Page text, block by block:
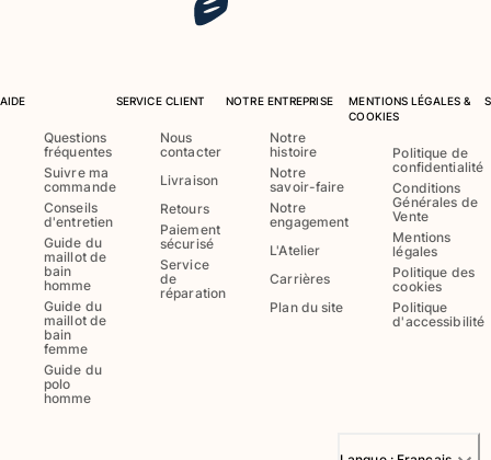
Bikinis
Bas
Tous les articles
Prêt-à-porter
Robes et jupes
Combinaisons
Shorts
T-shirts
Tous les articles
AIDE
Questions
fréquentes
Suivre ma
commande
Conseils
d'entretien
Guide du
maillot de
bain
homme
Guide du
maillot de
bain
femme
Guide du
polo
homme
SERVICE CLIENT
Nous
contacter
Livraison
Retours
Paiement
sécurisé
Service
de
réparation
NOTRE ENTREPRISE
Notre
histoire
Notre
savoir-faire
Notre
engagement
L'Atelier
Carrières
Plan du site
MENTIONS LÉGALES &
COOKIES
Politique de
confidentialité
Conditions
Générales de
Vente
Mentions
légales
Politique des
cookies
Politique
d'accessibilité